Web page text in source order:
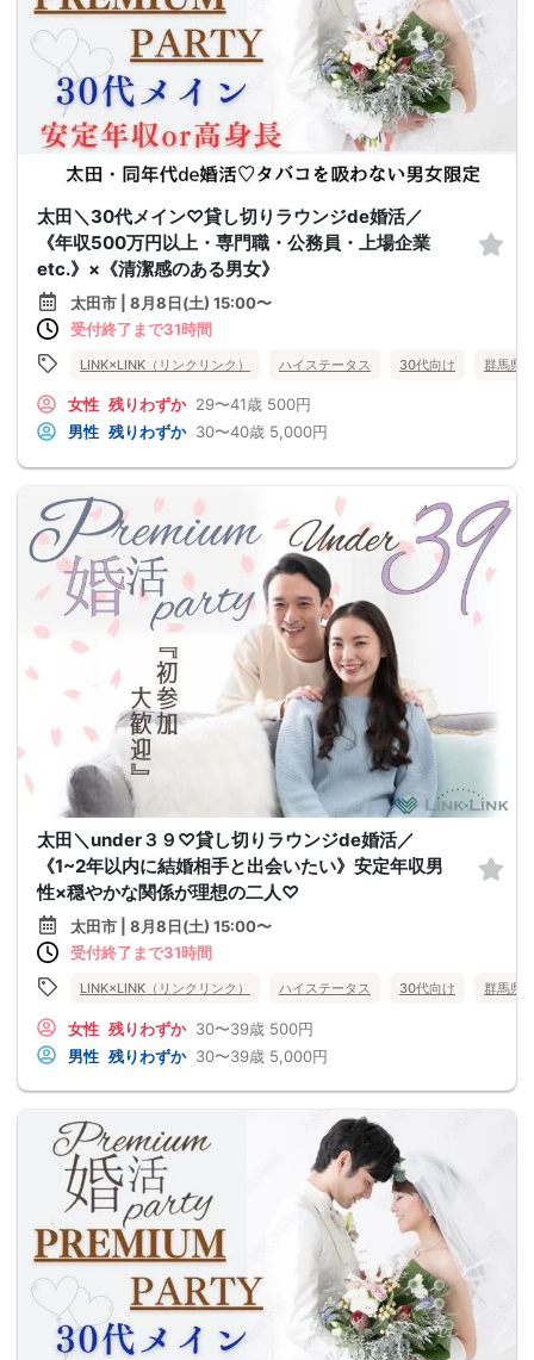
太田＼30代メイン♡貸し切りラウンジde婚活／
《年収500万円以上・専門職・公務員・上場企業
etc.》×《清潔感のある男女》
太田市 | 8月8日(土) 15:00〜
受付終了まで31時間
LINK×LINK（リンクリンク） ハイステータス 30代向け 群馬県
女性 残りわずか 29〜41歳 500円
男性 残りわずか 30〜40歳 5,000円
太田＼under３９♡貸し切りラウンジde婚活／
《1~2年以内に結婚相手と出会いたい》安定年収男
性×穏やかな関係が理想の二人♡
太田市 | 8月8日(土) 15:00〜
受付終了まで31時間
LINK×LINK（リンクリンク） ハイステータス 30代向け 群馬県
女性 残りわずか 30〜39歳 500円
男性 残りわずか 30〜39歳 5,000円